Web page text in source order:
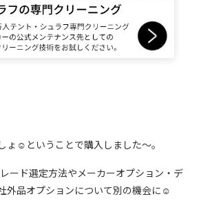
ょ☺ということで購入しました～。
ード選定方法やメーカーオプション・デ
外品オプションについて別の機会に☺